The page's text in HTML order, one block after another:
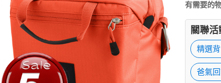
有需要的
關聯
精選
爸氣